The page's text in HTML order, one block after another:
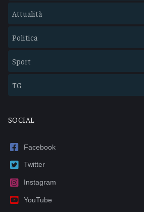
Attualità
Politica
Sport
TG
SOCIAL
Facebook
Twitter
Instagram
YouTube